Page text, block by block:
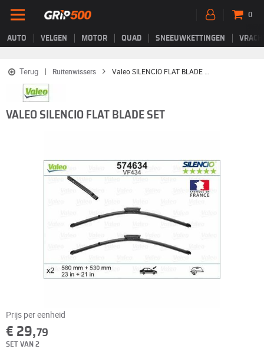
AUTO VELGEN MOTOR QUAD SNEEUWKETTINGEN
0
Terug Ruitenwissers
VALEO SILENCIO FLAT BLADE SET
Prijs per eenheid
€ 29,79
SET VAN 2